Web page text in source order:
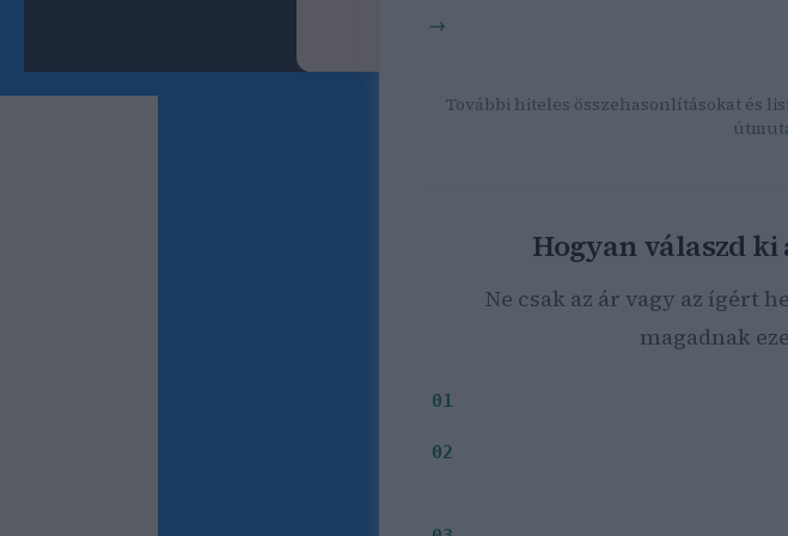
SEO keresőoptimalizálás kisokos –
További hiteles összehasonlításokat és
Hogyan válaszd
Ne csak az ár vagy az ígért
magadnak
01
02